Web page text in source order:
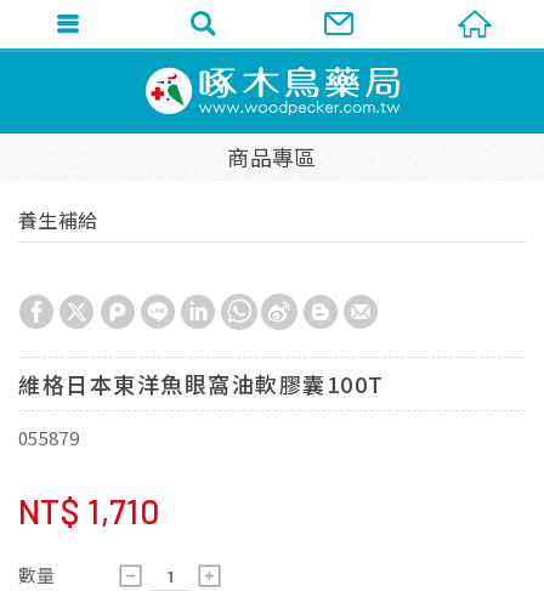
商品專區
養生補給
維格日本東洋魚眼窩油軟膠囊100T
055879
NT$ 1,710
數量